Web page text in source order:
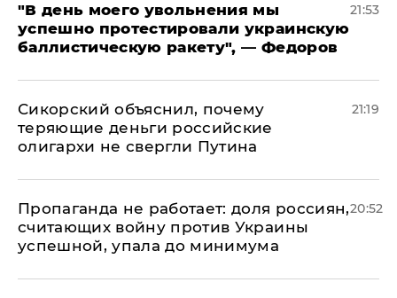
​"В день моего увольнения мы
успешно протестировали украинскую
баллистическую ракету", — Федоров
21:53
Сикорский объяснил, почему
теряющие деньги российские
олигархи не свергли Путина
21:19
​Пропаганда не работает: доля россиян,
считающих войну против Украины
успешной, упала до минимума
20:52